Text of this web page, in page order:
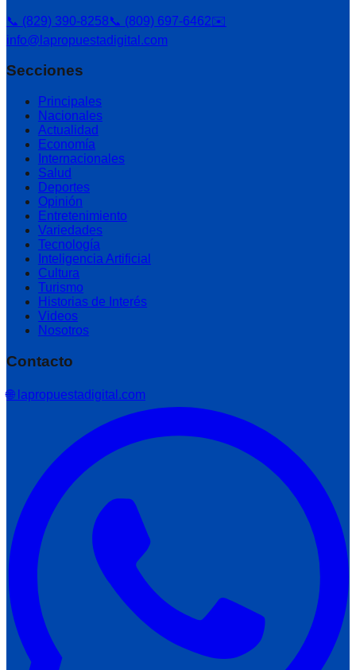
📞 (829) 390-8258📞 (809) 697-6462✉️
info@lapropuestadigital.com
Secciones
Principales
Nacionales
Actualidad
Economía
Internacionales
Salud
Deportes
Opinión
Entretenimiento
Variedades
Tecnología
Inteligencia Artificial
Cultura
Turismo
Historias de Interés
Videos
Nosotros
Contacto
🌐 lapropuestadigital.com